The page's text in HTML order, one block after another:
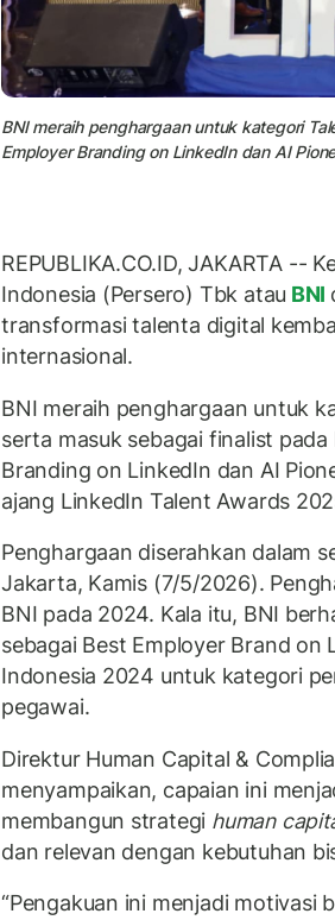
BNI meraih penghargaan untuk kategori
Employer Branding on LinkedIn dan AI
REPUBLIKA.CO.ID, JAKARTA --
Indonesia (Persero) Tbk atau BNI
transformasi talenta digital
internasional.
BNI meraih penghargaan untuk
serta masuk sebagai finalist
Branding on LinkedIn dan AI
ajang LinkedIn Talent Awards
Penghargaan diserahkan dalam
Jakarta, Kamis (7/5/2026).
BNI pada 2024. Kala itu, BNI
sebagai Best Employer Brand on
Indonesia 2024 untuk kategori
pegawai.
Direktur Human Capital &
menyampaikan, capaian ini
membangun strategi human
dan relevan dengan kebutuhan
“Pengakuan ini menjadi motivasi